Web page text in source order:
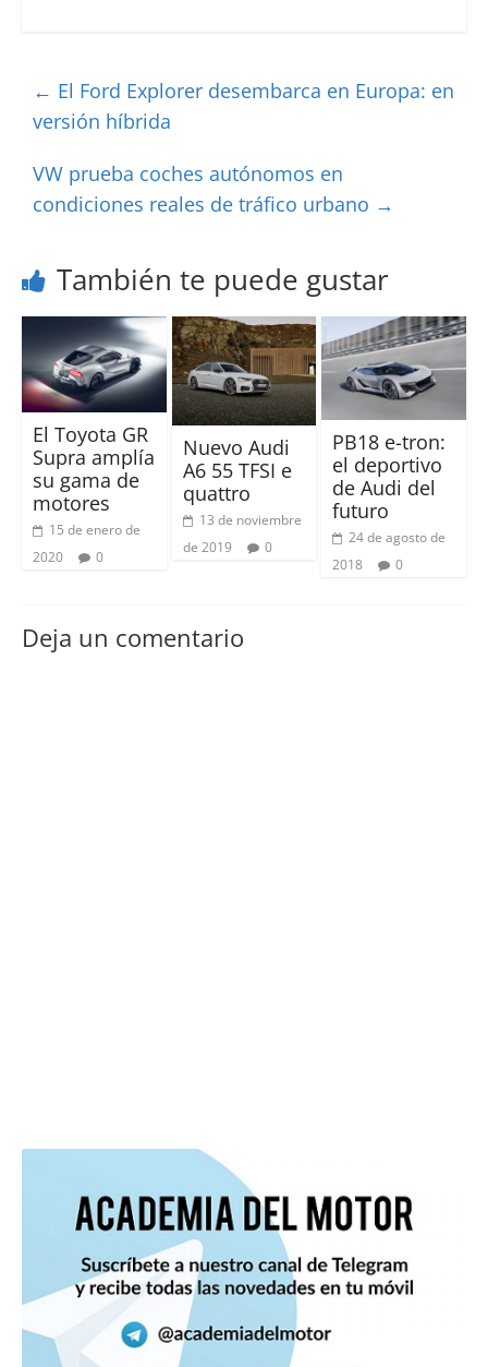
← El Ford Explorer desembarca en Europa: en
versión híbrida
VW prueba coches autónomos en
condiciones reales de tráfico urbano →
También te puede gustar
El Toyota GR
Supra amplía
su gama de
motores
15 de enero de
2020
0
Nuevo Audi
A6 55 TFSI e
quattro
13 de noviembre
de 2019
0
PB18 e-tron:
el deportivo
de Audi del
futuro
24 de agosto de
2018
0
Deja un comentario